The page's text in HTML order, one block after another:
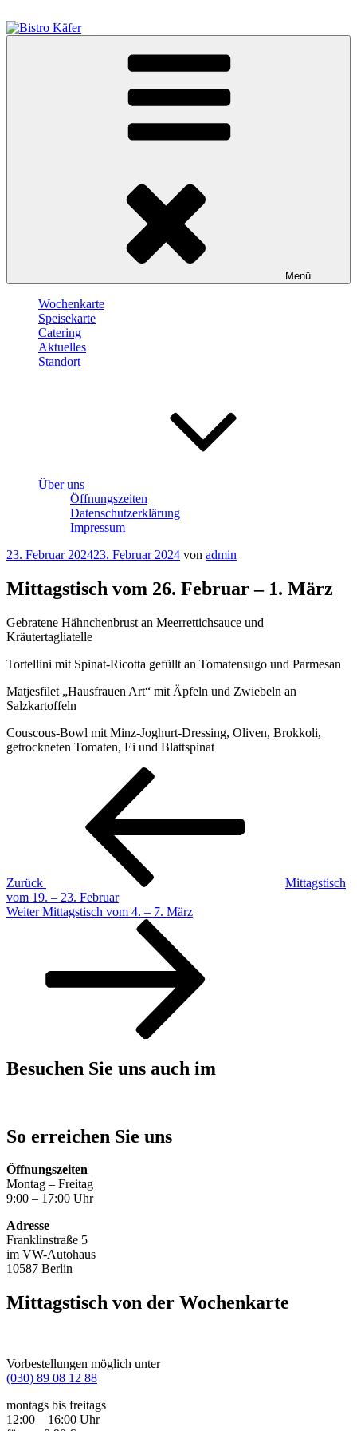
Inhalt
springen
Café – Bistro – Catering
Menü
Wochenkarte
Speisekarte
Catering
Aktuelles
Standort
Über uns
Öffnungszeiten
Datenschutzerklärung
Impressum
Veröffentlicht
23. Februar 202423. Februar 2024 von admin
Mittagstisch vom 26. Februar – 1. März
Gebratene Hähnchenbrust an Meerrettichsauce und
Kräutertagliatelle
Tortellini mit Spinat-Ricotta gefüllt an Tomatensugo und Parmesan
Matjesfilet „Hausfrauen Art“ mit Äpfeln und Zwiebeln an
Salzkartoffeln
Couscous-Bowl mit Minz-Joghurt-Dressing, Oliven, Brokkoli,
getrockneten Tomaten, Ei und Blattspinat
Beitragsnavigation
Zurück
Mittagstisch
vom 19. – 23. Februar
Nächster
Weiter Mittagstisch vom 4. – 7. März
Besuchen Sie uns auch im
So erreichen Sie uns
Öffnungszeiten
Montag – Freitag
9:00 – 17:00 Uhr
Adresse
Franklinstraße 5
im VW-Autohaus
10587 Berlin
Mittagstisch von der Wochenkarte
Vorbestellungen möglich unter
(030) 89 08 12 88
montags bis freitags
12:00 – 16:00 Uhr